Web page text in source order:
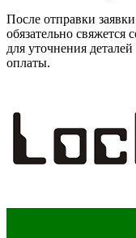
После отправки
обязательно
для уточнения деталей
оплаты.